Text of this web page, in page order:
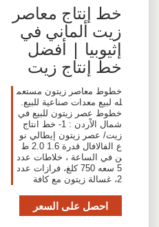
خط إنتاج معاصر
زيت ألماني في
إثيوبيا | أفضل
خط إنتاج زيت
خطوط معاصر زيتون مستعم
له لبيع معدات صناعية للبيع.
خطوط عصر زيتون للبيع في
شمال الاْردن : 1- خط انتاج
زيت/ عصر زيتون إيطالي نو
ع الفالافال قدرة 1.6 2.0 ط
ن في الساعة ، خلاطات عدد
5 سعه 750 كلغ، فرازات عدد
2، غسالة زيتون مع كافة
احصل على السعر